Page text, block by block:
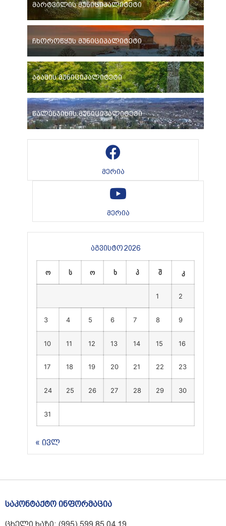
მარტვილის მუნიციპალიტეტი
ჩხოროწყუს მუნიციპალიტეტი
აბაშის მუნიციპალიტეტი
წალენჯიხის მუნიციპალიტეტი
მერია
მერია
აგვისტო 2026
ო ს ო ხ პ შ კ
1 2
3 4 5 6 7 8 9
10 11 12 13 14 15 16
17 18 19 20 21 22 23
24 25 26 27 28 29 30
31
« ივლ
საკონტაქტო ინფორმაცია